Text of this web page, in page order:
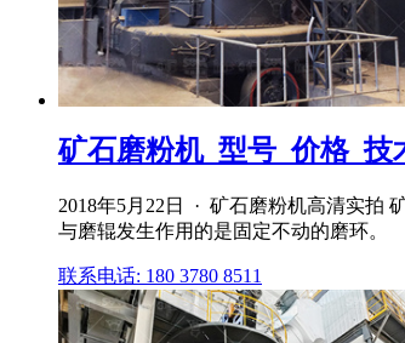
矿石磨粉机_型号_价格_技
2018年5月22日 · 矿石磨粉机高清实拍
与磨辊发生作用的是固定不动的磨环。
联系电话: 180 3780 8511